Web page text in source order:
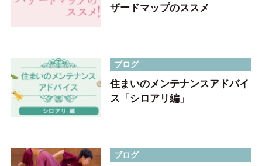
ザードマップのススメ
ブログ
住まいのメンテナンスアドバイ
ス「シロアリ編」
ブログ